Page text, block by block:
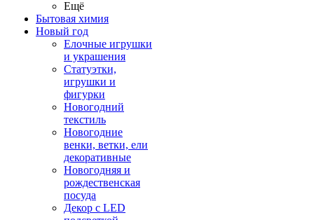
Ещё
Бытовая химия
Новый год
Елочные игрушки
и украшения
Статуэтки,
игрушки и
фигурки
Новогодний
текстиль
Новогодние
венки, ветки, ели
декоративные
Новогодняя и
рождественская
посуда
Декор с LED